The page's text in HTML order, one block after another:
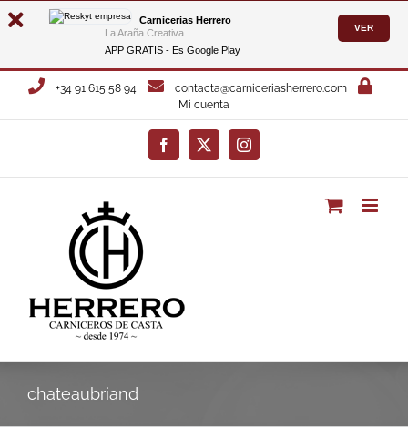
Carnicerias Herrero
La Araña Creativa
APP GRATIS - Es Google Play
VER
Saltar
+34 91 615 58 94
contacta@carniceriasherrero.com
Mi cuenta
Facebook
X Instagram
chateaubriand